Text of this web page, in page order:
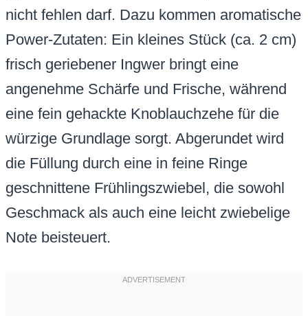
nicht fehlen darf. Dazu kommen aromatische
Power-Zutaten: Ein kleines Stück (ca. 2 cm)
frisch geriebener Ingwer bringt eine
angenehme Schärfe und Frische, während
eine fein gehackte Knoblauchzehe für die
würzige Grundlage sorgt. Abgerundet wird
die Füllung durch eine in feine Ringe
geschnittene Frühlingszwiebel, die sowohl
Geschmack als auch eine leicht zwiebelige
Note beisteuert.